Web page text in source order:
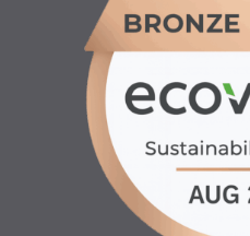
INFORMATIONS